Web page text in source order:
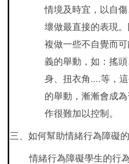
情境及時宜，以自
壞做最直接的表現
複做一些不自覺而
義的舉動，如：搖
身、扭衣角....等，
的舉動，漸漸會成
作很難加以控制。
三、如何幫助情緒行為障礙
情緒行為障礙學生的行